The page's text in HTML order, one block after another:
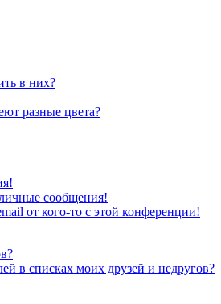
в них?
разные цвета?
сообщения!
от кого-то с этой конференции!
в списках моих друзей и недругов?